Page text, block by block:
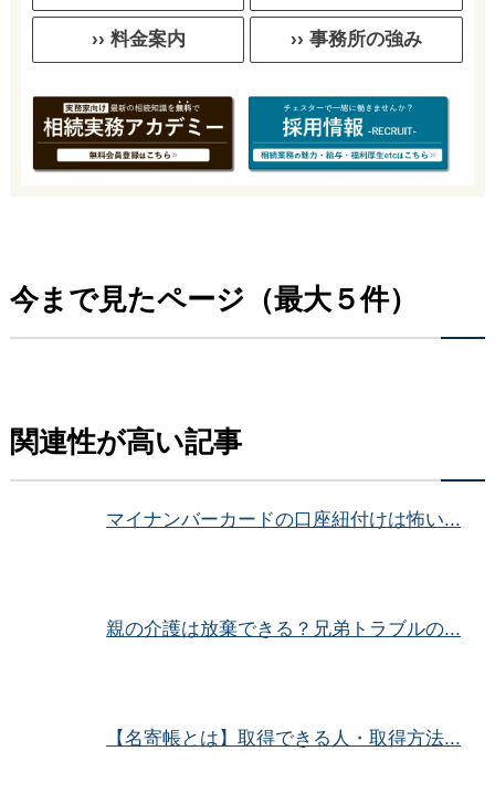
›› 料金案内 ›› 事務所の強み
今まで見たページ（最大５件）
関連性が高い記事
マイナンバーカードの口座紐付けは怖い...
親の介護は放棄できる？兄弟トラブルの...
【名寄帳とは】取得できる人・取得方法...